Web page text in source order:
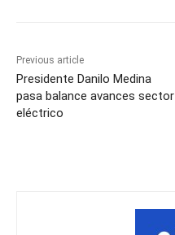
Previous article
Presidente Danilo Medina
pasa balance avances sector
eléctrico